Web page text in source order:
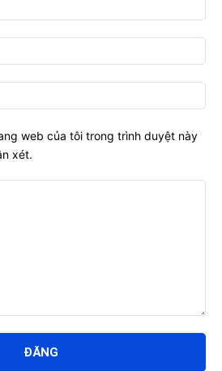
web của tôi trong trình duyệt này
xét.